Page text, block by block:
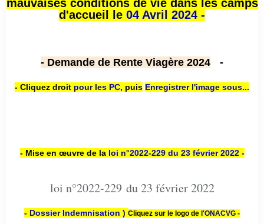
mauvaises conditions de vie dans les camps
d'accueil le 04 Avril 2024 -
- Demande de Rente Viagère 2024 -
- Cliquez droit pour les PC, puis Enregistrer l'image sous...
- Mise en œuvre de la loi n°2022-229 du 23 février 2022 -
loi n°2022-229 du 23 février 2022
- Dossier Indemnisation ) Cliquez sur le logo de l'ONACVG -